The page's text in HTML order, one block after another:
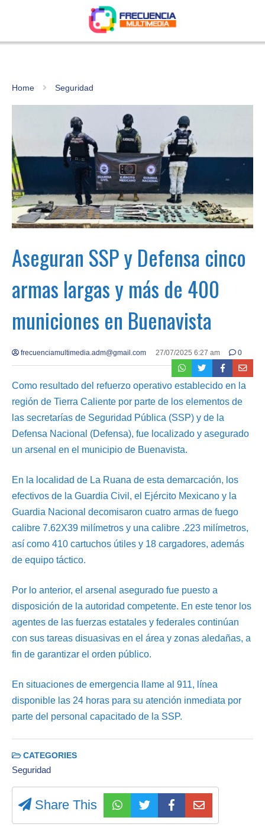
Home Seguridad
Aseguran SSP y Defensa cinco
armas largas y más de 400
municiones en Buenavista
frecuenciamultimedia.adm@gmail.com 27/07/2025 6:27 am 0
Como resultado del refuerzo operativo establecido en la
región de Tierra Caliente por parte de los elementos de
las secretarías de Seguridad Pública (SSP) y de la
Defensa Nacional (Defensa), fue localizado y asegurado
un arsenal en el municipio de Buenavista.
En la localidad de La Ruana de esta demarcación, los
efectivos de la Guardia Civil, el Ejército Mexicano y la
Guardia Nacional decomisaron cuatro armas de fuego
calibre 7.62X39 milímetros y una calibre .223 milímetros,
así como 410 cartuchos útiles y 18 cargadores, además
de equipo táctico.
Por lo anterior, el arsenal asegurado fue puesto a
disposición de la autoridad competente. En este tenor los
agentes de las fuerzas estatales y federales continúan
con sus tareas disuasivas en el área y zonas aledañas, a
fin de garantizar el orden público.
En situaciones de emergencia llame al 911, línea
disponible las 24 horas para su atención inmediata por
parte del personal capacitado de la SSP.
CATEGORIES
Seguridad
Share This